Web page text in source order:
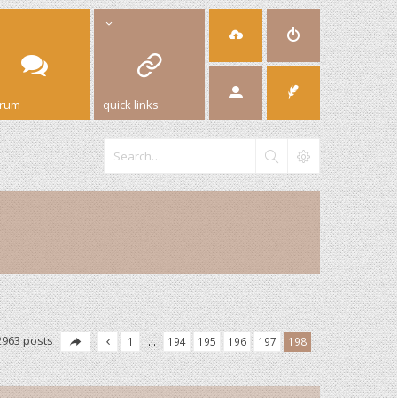
quick links
posts 1 … 194 195 196 197 198